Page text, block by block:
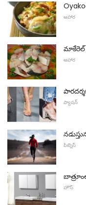
ఆహార
ఆహార
ఫ్యాషన్
ఫిట్నెస్
హౌస్